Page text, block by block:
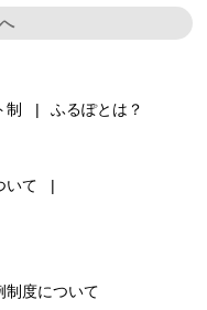
制 ふるぽとは？
いて
制度について